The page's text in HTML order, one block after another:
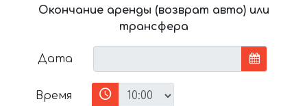
Окончание аренды (возврат авто) или
трансфера
Дата
Время